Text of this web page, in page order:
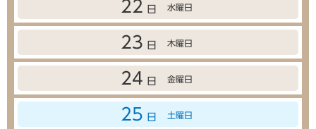
22 日 水曜日
23 日 木曜日
24 日 金曜日
25 日 土曜日